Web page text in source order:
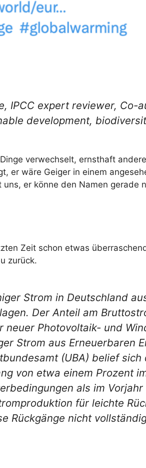
IPCC expert reviewer, Co-
development,
verwechselt, ernsthaft
er wäre Geiger in einem
er könne den Namen gerade
Zeit schon etwas
zurück.
Strom in Deutschland
Der Anteil am
Photovoltaik- und
Strom aus Erneuerbaren
(UBA) belief
von etwa einem Prozent
als im
für leichte
Rückgänge nicht